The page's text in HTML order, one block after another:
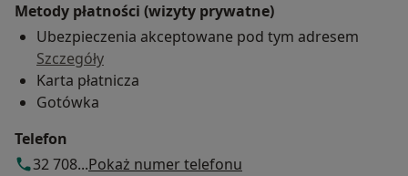
Metody płatności (wizyty prywatne)
Ubezpieczenia akceptowane pod tym adresem
Szczegóły
Karta płatnicza
Gotówka
Telefon
32 708...Pokaż numer telefonu